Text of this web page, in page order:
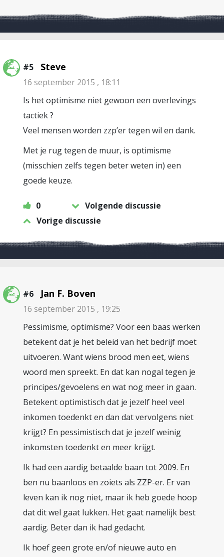
#5 Steve
16 september 2015 , 18:11
Is het optimisme niet gewoon een overlevings
tactiek ?
Veel mensen worden zzp’er tegen wil en dank.
Met je rug tegen de muur, is optimisme
(misschien zelfs tegen beter weten in) een
goede keuze.
0
Volgende discussie
Vorige discussie
#6 Jan F. Boven
16 september 2015 , 19:25
Pessimisme, optimisme? Voor een baas werken
betekent dat je het beleid van het bedrijf moet
uitvoeren. Want wiens brood men eet, wiens
woord men spreekt. En dat kan nogal tegen je
principes/gevoelens en wat nog meer in gaan.
Betekent optimistisch dat je jezelf heel veel
inkomen toedenkt en dan dat vervolgens niet
krijgt? En pessimistisch dat je jezelf weinig
inkomsten toedenkt en meer krijgt.
Ik had een aardig betaalde baan tot 2009. En
ben nu baanloos en zoiets als ZZP-er. Er van
leven kan ik nog niet, maar ik heb goede hoop
dat dit wel gaat lukken. Het gaat namelijk best
aardig. Beter dan ik had gedacht.
Ik hoef geen grote en/of nieuwe auto en